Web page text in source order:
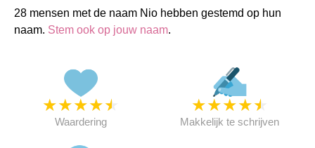
28 mensen met de naam Nio hebben gestemd op hun
naam. Stem ook op jouw naam.
★★★★★
Waardering
★★★★★
Makkelijk te schrijven